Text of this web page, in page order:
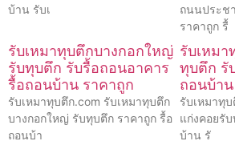
บ้าน รับเ
ถนนประช
ราคาถูก รื้
รับเหมาทุบตึกบางกอกใหญ่
รับทุบตึก รับรื้อถอนอาคาร
รื้อถอนบ้าน ราคาถูก
รับเหมาทุบตึก.com รับเหมาทุบตึก
บางกอกใหญ่ รับทุบตึก ราคาถูก รื้อ
ถอนบ้า
รับเหม
ทุบตึก รั
ถอนบ้า
รับเหมาทุ
แก่งคอยรั
บ้าน รั